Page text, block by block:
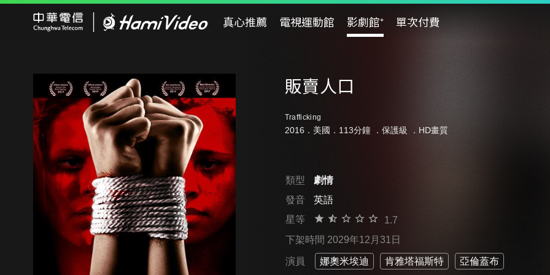
真心推薦 電視運動館 影劇館⁺ 單次付費
販賣人口
Trafficking
2016．美國．113分鐘 ． 保護級 ．HD畫質
類型
劇情
發音
英語
星等
1.7
下架時間 2029年12月31日
演員 娜奧米埃迪 肯雅塔福斯特 亞倫蓋布